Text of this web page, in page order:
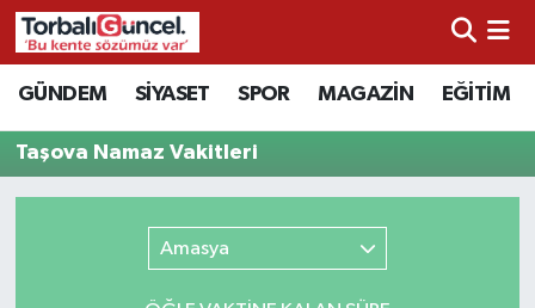
GÜNDEM SİYASET SPOR MAGAZİN EĞİTİM
Taşova Namaz Vakitleri
Amasya
İzmir Nöbetçi Eczaneler
İzmir Hava Durumu
İzmir Trafik Yoğunluk Haritası